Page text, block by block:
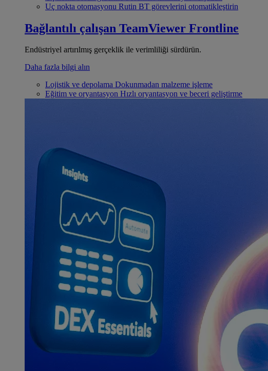
Uç nokta otomasyonu Rutin BT görevlerini otomatikleştirin
Bağlantılı çalışan TeamViewer Frontline
Endüstriyel artırılmış gerçeklik ile verimliliği sürdürün.
Daha fazla bilgi alın
Lojistik ve depolama Dokunmadan malzeme işleme
Eğitim ve oryantasyon Hızlı oryantasyon ve beceri geliştirme